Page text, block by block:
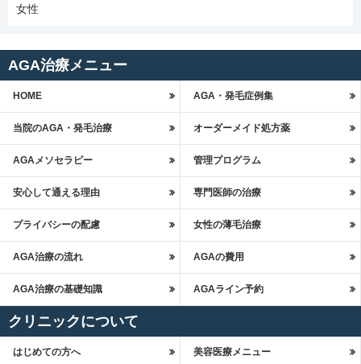
女性
AGA治療メニュー
HOME AGA・発毛症例集
当院のAGA・発毛治療 オーダーメイド処方薬
AGAメソセラピー 管理プログラム
安心して通える理由 専門医師の治療
プライバシーの配慮 女性の薄毛治療
AGA治療の流れ AGAの費用
AGA治療の基礎知識 AGAライン予約
クリニックについて
はじめての方へ 美容医療メニュー